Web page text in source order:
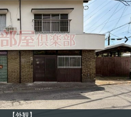
【外観】